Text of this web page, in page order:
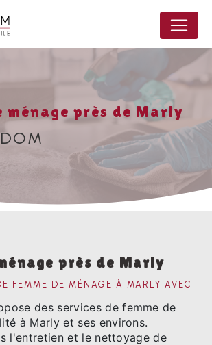
ménage près de Marly
près de Marly
FEMME DE MÉNAGE À MARLY AVEC
des services de femme de
à Marly et ses environs.
l'entretien et le nettoyage de